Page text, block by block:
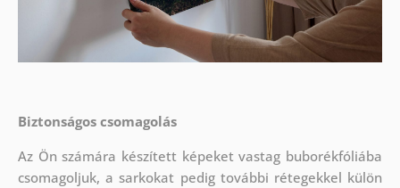
Biztonságos csomagolás
Az Ön számára készített képeket vastag buborékfóliába
csomagoljuk, a sarkokat pedig további rétegekkel külön